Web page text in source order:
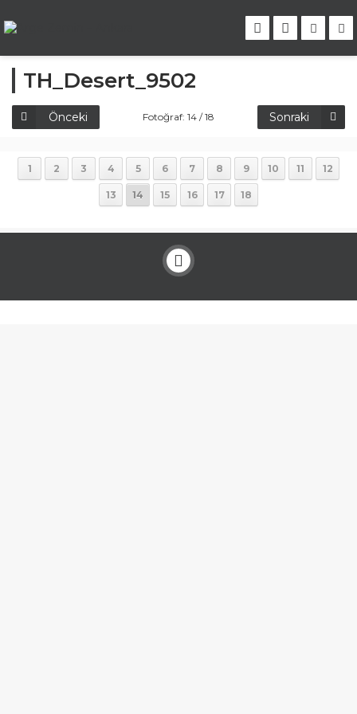
TH_Desert_9502
Önceki Fotoğraf: 14 / 18 Sonraki
1 2 3 4 5 6 7 8 9 10 11 12
13 14 15 16 17 18